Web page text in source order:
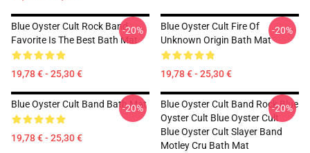
Blue Oyster Cult Rock Band
Favorite Is The Best Bath Mat
19,78 € - 25,30 €
-20%
Blue Oyster Cult Fire Of
Unknown Origin Bath Mat
19,78 € - 25,30 €
-20%
Blue Oyster Cult Band Bath Mat
19,78 € - 25,30 €
-20%
Blue Oyster Cult Band Rock Blue
Oyster Cult Blue Oyster Cult
Blue Oyster Cult Slayer Band
Motley Cru Bath Mat
-20%